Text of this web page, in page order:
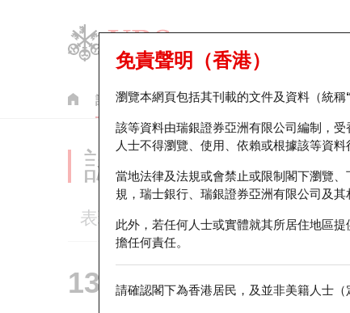
認股證 牛熊證 美股指數產品 輪證市場統
免責聲明（香港）
瀏覽本網頁包括其刊載的文件及資料（統稱
該等資料由瑞銀證券亞洲有限公司編制，
人士不得瀏覽、使用、依賴或根據該等資
當地法律及法規或會禁止或限制閣下瀏覽
規，瑞士銀行、瑞銀證券亞洲有限公司及
此外，若任何人士或實體就其所居住地區
擔任何責任。
請確認閣下為香港居民，及並非美籍人士
認股證分析儀
表現 街貨統計 比較
13417 瑞銀認購 9961 攜